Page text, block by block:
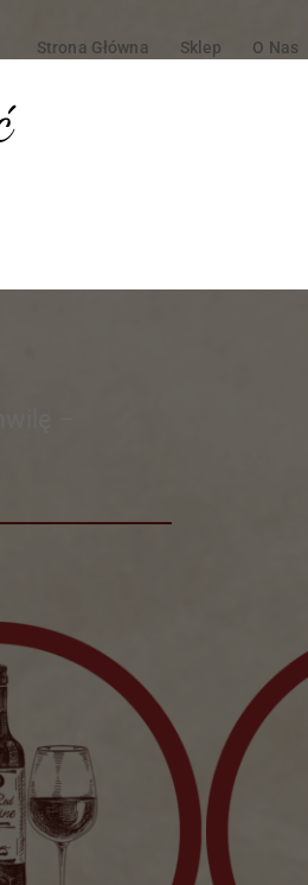
Strona Główna Sklep O Nas